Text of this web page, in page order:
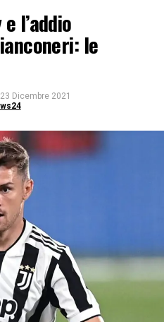
l’addio
le
23 Dicembre 2021